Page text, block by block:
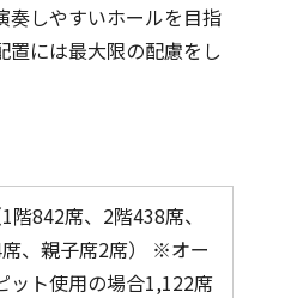
奏しやすいホールを目指
置には最大限の配慮をし
階842席、2階438席、
、親子席2席） ※オー
ット使用の場合1,122席